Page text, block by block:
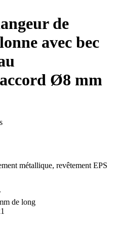
de
avec bec
Ø8 mm
métallique, revêtement EPS
de long